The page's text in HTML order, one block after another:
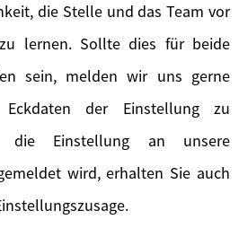
die Stelle und das Team vor
lernen. Sollte dies für beide
sein, melden wir uns gerne
der Einstellung zu
die Einstellung an unsere
wird, erhalten Sie auch